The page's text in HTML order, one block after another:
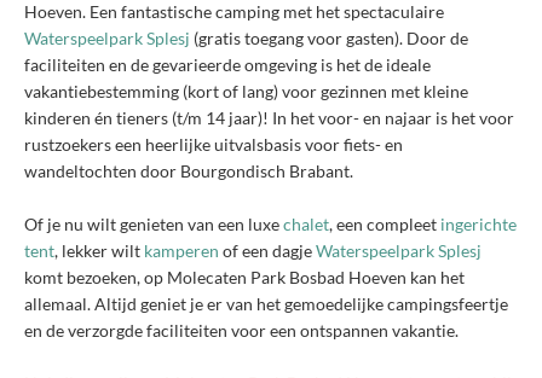
Hoeven. Een fantastische camping met het spectaculaire
Waterspeelpark Splesj (gratis toegang voor gasten). Door de
faciliteiten en de gevarieerde omgeving is het de ideale
vakantiebestemming (kort of lang) voor gezinnen met kleine
kinderen én tieners (t/m 14 jaar)! In het voor- en najaar is het voor
rustzoekers een heerlijke uitvalsbasis voor fiets- en
wandeltochten door Bourgondisch Brabant.
Of je nu wilt genieten van een luxechalet, een compleet ingerichte
tent, lekker wilt kamperen of een dagjeWaterspeelpark Splesj
komt bezoeken, op Molecaten Park Bosbad Hoeven kan het
allemaal. Altijd geniet je er van het gemoedelijke campingsfeertje
en de verzorgde faciliteiten voor een ontspannen vakantie.